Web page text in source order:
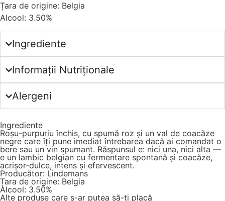
Țara de origine: Belgia
Alcool: 3.50%
Ingrediente
Informații Nutriționale
Alergeni
Ingrediente
Roșu-purpuriu închis, cu spumă roz și un val de coacăze
negre care îți pune imediat întrebarea dacă ai comandat o
bere sau un vin spumant. Răspunsul e: nici una, nici alta —
e un lambic belgian cu fermentare spontană și coacăze,
acrișor-dulce, intens și efervescent.
Producător: Lindemans
Țara de origine: Belgia
Alcool: 3.50%
Alte produse care s-ar putea să-ți placă